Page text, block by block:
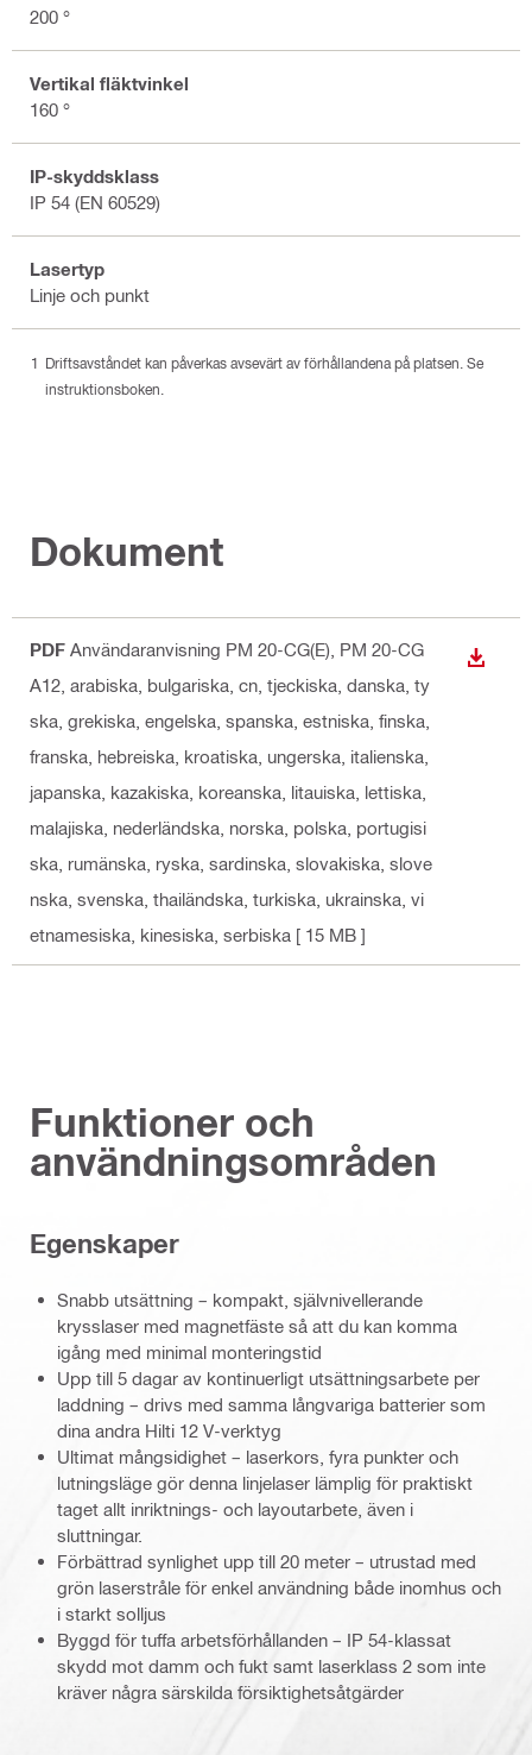
200 °
Vertikal fläktvinkel
160 °
IP-skyddsklass
IP 54 (EN 60529)
Lasertyp
Linje och punkt
Driftsavståndet kan påverkas avsevärt av förhållandena på platsen. Se
instruktionsboken.
Dokument
PDF Användaranvisning PM 20-CG(E), PM 20-CG
A12 , arabiska, bulgariska, cn, tjeckiska, danska, ty
ska, grekiska, engelska, spanska, estniska, finska,
franska, hebreiska, kroatiska, ungerska, italienska,
japanska, kazakiska, koreanska, litauiska, lettiska,
malajiska, nederländska, norska, polska, portugisi
ska, rumänska, ryska, sardinska, slovakiska, slove
nska, svenska, thailändska, turkiska, ukrainska, vi
etnamesiska, kinesiska, serbiska [ 15 MB ]
LADDA
Funktioner och
användningsområden
Egenskaper
Snabb utsättning – kompakt, självnivellerande
krysslaser med magnetfäste så att du kan komma
igång med minimal monteringstid
Upp till 5 dagar av kontinuerligt utsättningsarbete per
laddning – drivs med samma långvariga batterier som
dina andra Hilti 12 V-verktyg
Ultimat mångsidighet – laserkors, fyra punkter och
lutningsläge gör denna linjelaser lämplig för praktiskt
taget allt inriktnings- och layoutarbete, även i
sluttningar.
Förbättrad synlighet upp till 20 meter – utrustad med
grön laserstråle för enkel användning både inomhus och
i starkt solljus
Byggd för tuffa arbetsförhållanden – IP 54-klassat
skydd mot damm och fukt samt laserklass 2 som inte
kräver några särskilda försiktighetsåtgärder